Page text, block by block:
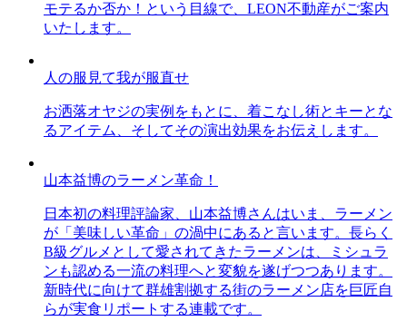
モテるか否か！という目線で、LEON不動産がご案内
いたします。
人の服見て我が服直せ
お洒落オヤジの実例をもとに、着こなし術とキーとな
るアイテム、そしてその演出効果をお伝えします。
山本益博のラーメン革命！
日本初の料理評論家、山本益博さんはいま、ラーメン
が「美味しい革命」の渦中にあると言います。長らく
B級グルメとして愛されてきたラーメンは、ミシュラ
ンも認める一流の料理へと変貌を遂げつつあります。
新時代に向けて群雄割拠する街のラーメン店を巨匠自
らが実食リポートする連載です。